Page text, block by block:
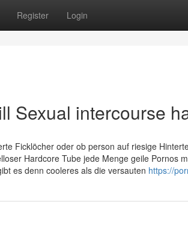
Register Login
Sexual intercourse
Ficklöcher oder ob person auf riesige
Hardcore Tube jede Menge geile Pornos
es denn cooleres als die versauten https://